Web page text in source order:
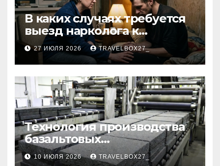
В каких случаях требуется
выезд нарколога к
пациенту
27 ИЮЛЯ 2026 TRAVELBOX27_
Технология производства
базальтовых
теплоизоляционных плит
10 ИЮЛЯ 2026 TRAVELBOX27_